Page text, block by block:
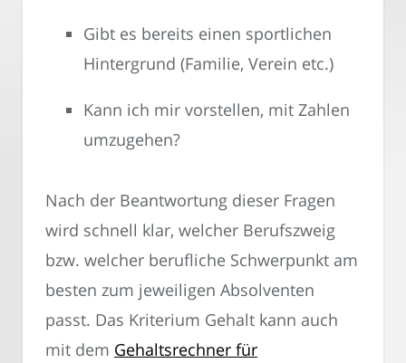
Gibt es bereits einen sportlichen
Hintergrund (Familie, Verein etc.)
Kann ich mir vorstellen, mit Zahlen
umzugehen?
Nach der Beantwortung dieser Fragen
wird schnell klar, welcher Berufszweig
bzw. welcher berufliche Schwerpunkt am
besten zum jeweiligen Absolventen
passt. Das Kriterium Gehalt kann auch
mit dem Gehaltsrechner für